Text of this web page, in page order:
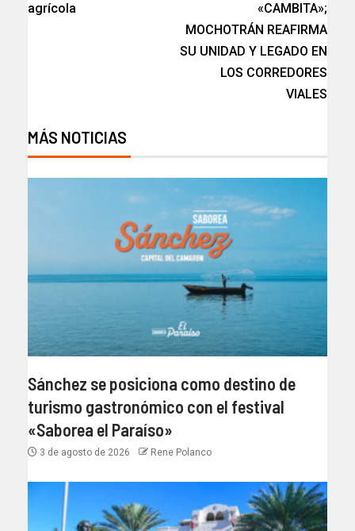
agrícola
«CAMBITA»;
MOCHOTRÁN REAFIRMA
SU UNIDAD Y LEGADO EN
LOS CORREDORES
VIALES
MÁS NOTICIAS
Sánchez se posiciona como destino de
turismo gastronómico con el festival
«Saborea el Paraíso»
3 de agosto de 2026 Rene Polanco